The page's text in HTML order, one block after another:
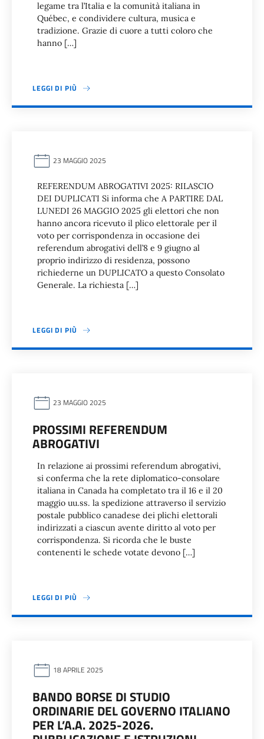
legame tra l’Italia e la comunità italiana in
Québec, e condividere cultura, musica e
tradizione. Grazie di cuore a tutti coloro che
hanno […]
LEGGI DI PIÙ
23 MAGGIO 2025
REFERENDUM ABROGATIVI 2025: RILASCIO
DEI DUPLICATI Si informa che A PARTIRE DAL
LUNEDI 26 MAGGIO 2025 gli elettori che non
hanno ancora ricevuto il plico elettorale per il
voto per corrispondenza in occasione dei
referendum abrogativi dell’8 e 9 giugno al
proprio indirizzo di residenza, possono
richiederne un DUPLICATO a questo Consolato
Generale. La richiesta […]
LEGGI DI PIÙ
23 MAGGIO 2025
PROSSIMI REFERENDUM
ABROGATIVI
In relazione ai prossimi referendum abrogativi,
si conferma che la rete diplomatico-consolare
italiana in Canada ha completato tra il 16 e il 20
maggio uu.ss. la spedizione attraverso il servizio
postale pubblico canadese dei plichi elettorali
indirizzati a ciascun avente diritto al voto per
corrispondenza. Si ricorda che le buste
contenenti le schede votate devono […]
LEGGI DI PIÙ
18 APRILE 2025
BANDO BORSE DI STUDIO
ORDINARIE DEL GOVERNO ITALIANO
PER L’A.A. 2025-2026.